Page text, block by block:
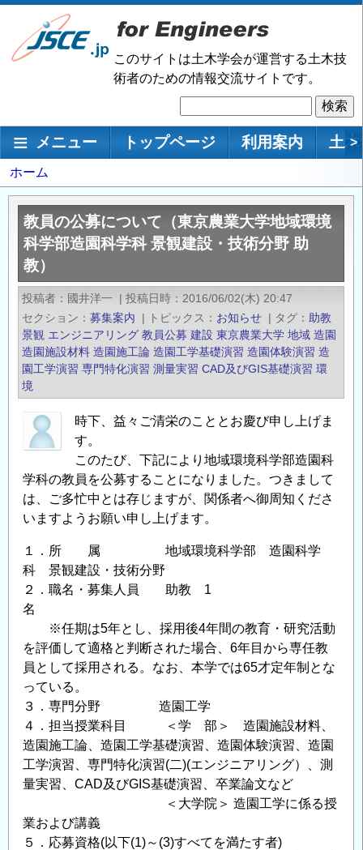
メ
ン
移
このサイトは土木学会が運営する土木技
術者のための情報交流サイトです。
索
メインナビゲーション
メニュー トップページ 利用案内 土 >
パ
ン
く
ず
ホーム
教員の公募について（東京農業大学地域環境
科学部造園科学科 景観建設・技術分野 助
教）
投稿者 國井洋一 | 投稿日時
2016/06/02(木) 20:47
セクション
募集案内 | トピックス お知らせ | タグ
助教
景観 エンジニアリング 教員公募 建設 東京農業大学 地域 造園
造園施設材料 造園施工論 造園工学基礎演習 造園体験演習 造
園工学演習 専門特化演習 測量実習 CAD及びGIS基礎演習 環
境
時下、益々ご清栄のこととお慶び申し上げま
す。
このたび、下記により地域環境科学部造園科
学科の教員を公募することになりました。つきまして
は、ご多忙中とは存じますが、関係者へ御周知くださ
いますようお願い申し上げます。
１．所 属 地域環境科学部 造園科学
科 景観建設・技術分野
２．職名・募集人員 助教 1
名
※任期は5年とし、採用後4年間の教育・研究活動
を評価して適格と判断された場合、6年目から専任教
員として採用される。なお、本学では65才定年制とな
っている。
３．専門分野 造園工学
４．担当授業科目 ＜学 部＞ 造園施設材料、
造園施工論、造園工学基礎演習、造園体験演習、造園
工学演習、専門特化演習(二)(エンジニアリング）、測
量実習、CAD及びGIS基礎演習、卒業論文など
＜大学院＞ 造園工学に係る授
業および講義
５．応募資格(以下(1)～(3)すべてを満たす者)